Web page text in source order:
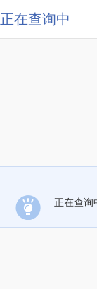
正在查询中
正在查询